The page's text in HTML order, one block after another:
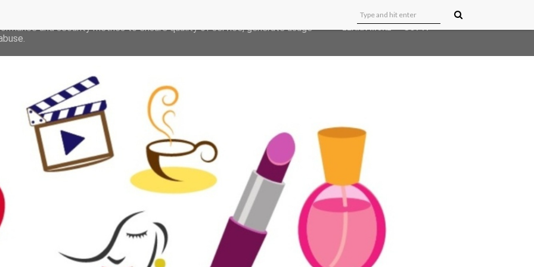
its services and to analyze traffic. Your IP address and user-agent
and security metrics to ensure quality of service, generate usage
LEARN MORE GOT IT